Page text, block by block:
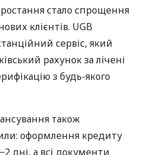
стало спрощення
клієнтів. UGB
сервіс, який
рахунок за лічені
з будь-якого
також
оформлення кредиту
дні, а всі документи